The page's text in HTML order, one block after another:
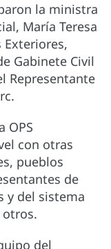
la ministra
María Teresa
Exteriores,
Gabinete Civil
Representante
OPS
con otras
pueblos
de
y del sistema
del